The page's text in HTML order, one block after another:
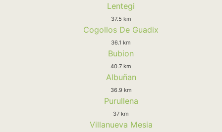
Lentegi
37.5 km
Cogollos De Guadix
36.1 km
Bubion
40.7 km
Albuñan
36.9 km
Purullena
37 km
Villanueva Mesia